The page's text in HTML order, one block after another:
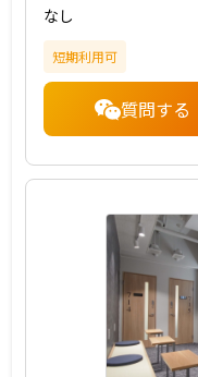
なし
短期利用可
質問する